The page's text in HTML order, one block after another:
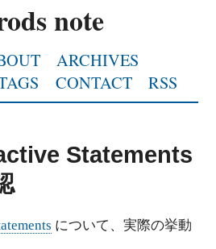
note
ARCHIVES
CONTACT RSS
Statements
について、実際の挙動